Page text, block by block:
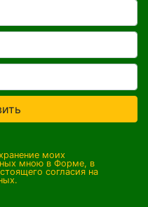
моих
мною в Форме, в
согласия на